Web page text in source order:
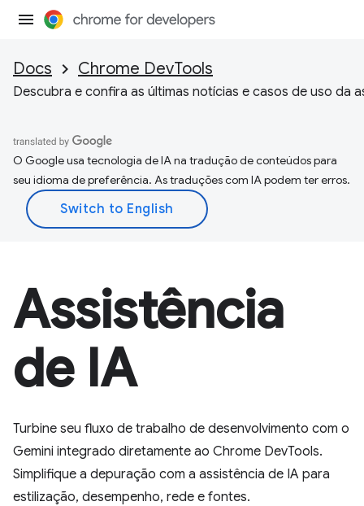
Docs Chrome DevTools
Descubra e confira as últimas notícias e casos de uso da
O Google usa tecnologia de IA na tradução de conteúdos para
seu idioma de preferência. As traduções com IA podem ter erros.
Assistência
de IA
Turbine seu fluxo de trabalho de desenvolvimento com o
Gemini integrado diretamente ao Chrome DevTools.
Simplifique a depuração com a assistência de IA para
estilização, desempenho, rede e fontes.